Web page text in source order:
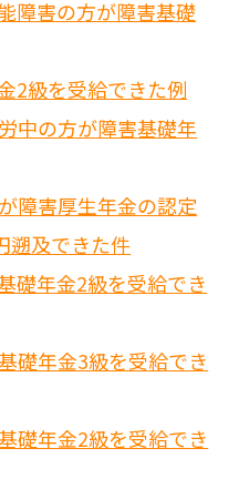
障害の方が障害基礎
2級を受給できた例
中の方が障害基礎年
障害厚生年金の認定
遡及できた件
礎年金2級を受給でき
礎年金3級を受給でき
礎年金2級を受給でき